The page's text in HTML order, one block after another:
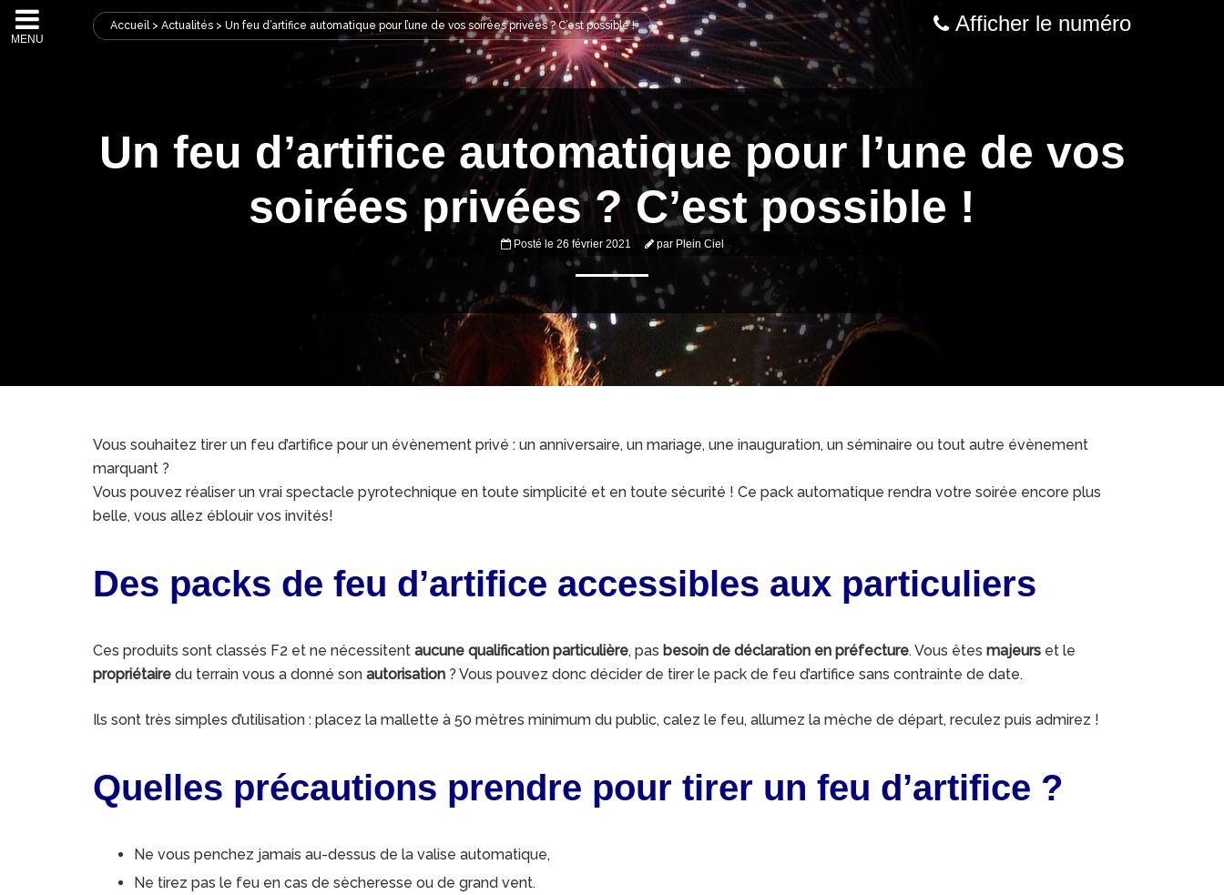
MENU
Accueil> Actualités > Un feu d’artifice automatique pour l’une de vos soirées privées ? C’est possible ! Afficher le numéro
Un feu d’artifice automatique pour l’une de vos
soirées privées ? C’est possible !
Posté le 26 février 2021 par Plein Ciel
Vous souhaitez tirer un feu d’artifice pour un évènement privé : un anniversaire, un mariage, une inauguration, un séminaire ou tout autre évènement
marquant ?
Vous pouvez réaliser un vrai spectacle pyrotechnique en toute simplicité et en toute sécurité ! Ce pack automatique rendra votre soirée encore plus
belle, vous allez éblouir vos invités!
Des packs de feu d’artifice accessibles aux particuliers
Ces produits sont classés F2 et ne nécessitent aucune qualification particulière, pas besoin de déclaration en préfecture. Vous êtes majeurs et le
propriétaire du terrain vous a donné son autorisation ? Vous pouvez donc décider de tirer le pack de feu d’artifice sans contrainte de date.
Ils sont très simples d’utilisation : placez la mallette à 50 mètres minimum du public, calez le feu, allumez la mèche de départ, reculez puis admirez !
Quelles précautions prendre pour tirer un feu d’artifice ?
Ne vous penchez jamais au-dessus de la valise automatique,
Ne tirez pas le feu en cas de sècheresse ou de grand vent.